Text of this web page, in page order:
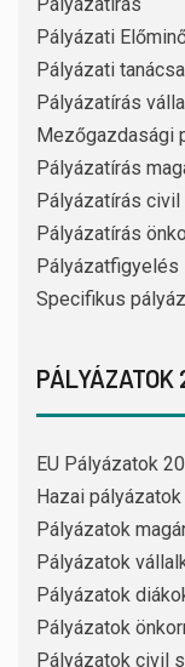
Pályázati
Pályázati
Pályázatírás
Mezőgazdasági
Pályázatírás
Pályázatírás
Pályázatírás
Pályázatfigyelés
Specifikus
PÁLYÁZATOK
EU Pályázatok
Hazai pályázatok
Pályázatok
Pályázatok
Pályázatok
Pályázatok
Pályázatok civil